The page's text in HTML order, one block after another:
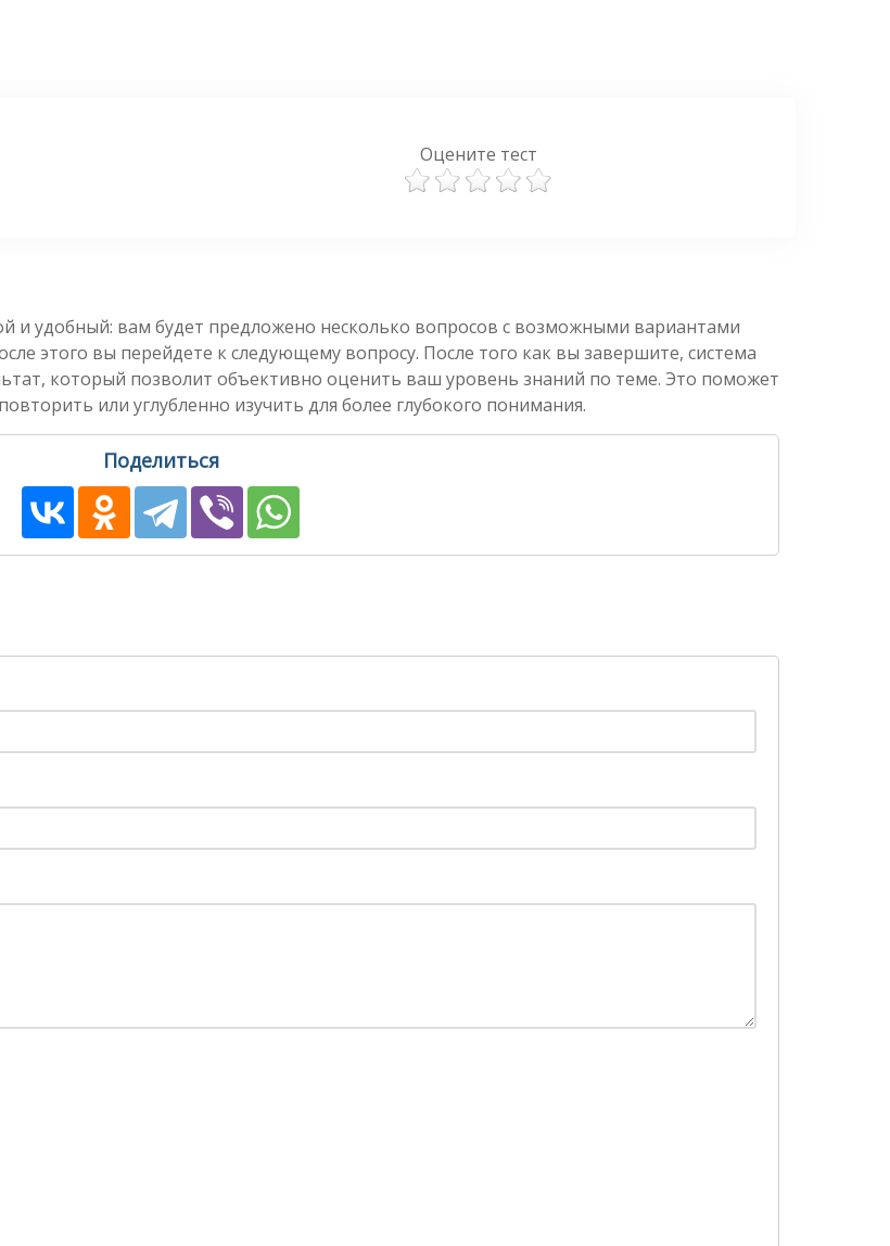
Оцените тест
и удобный: вам будет предложено несколько вопросов с возможными вариантами
этого вы перейдете к следующему вопросу. После того как вы завершите, система
который позволит объективно оценить ваш уровень знаний по теме. Это поможет
или углубленно изучить для более глубокого понимания.
Поделиться